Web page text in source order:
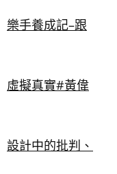
樂手養成記–跟
虛擬真實#黃偉
設計中的批判、